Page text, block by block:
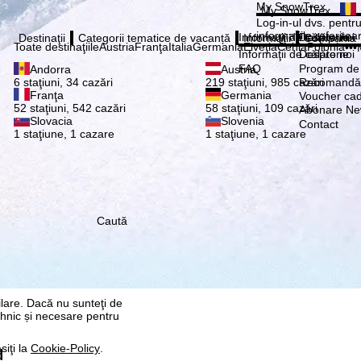
pe care noi, TravelTrex
folosind informații
recomandări
nevoie de
anumitor date cu
Google sau Microsoft în
Dacă nu sunteţi de
și necesare pentru
la Cookie-Policy.
Abonează
My SnowTrex
My SnowTrex
Log-in-ul dvs.
informaţiile
Vă
Destinaţii
Toate destinaţiileAustriaFranţaItaliaGermaniaElveţiaCehiaPolonia•••
Andorra
6 staţiuni, 34 cazări
Austria
219 staţiuni, 985 cazări
Franţa
52 staţiuni, 542 cazări
Germania
58 staţiuni, 109 cazări
Slovacia
1 staţiune, 1 cazare
Slovenia
1 staţiune, 1 cazare
Categorii tematice de vacanță Informaţii
Informaţii de călătorie
Informaţii de călătorie
FAQ
Compania
Despre noi
Despre noi
Program
Voucher
Abonare
Contact
Caută